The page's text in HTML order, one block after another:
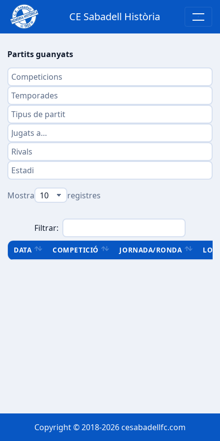
CE Sabadell Història
Partits guanyats
Mostra registres
Filtrar:
DATA COMPETICIÓ JORNADA/RONDA
Copyright © 2018-2026 cesabadellfc.com